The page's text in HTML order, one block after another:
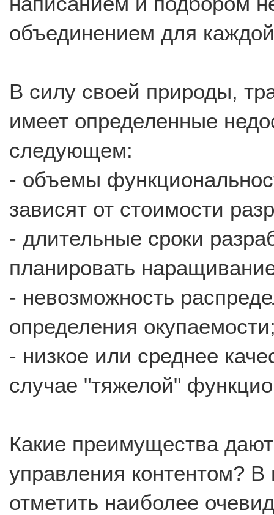
объединением для
В силу своей природы,
имеет определенные
следующем:
- объемы
зависят от стоимости
- длительные сроки
планировать
- невозможность
определения
- низкое или среднее
случае "тяжелой"
Какие преимущества
управления контентом?
отметить наиболее